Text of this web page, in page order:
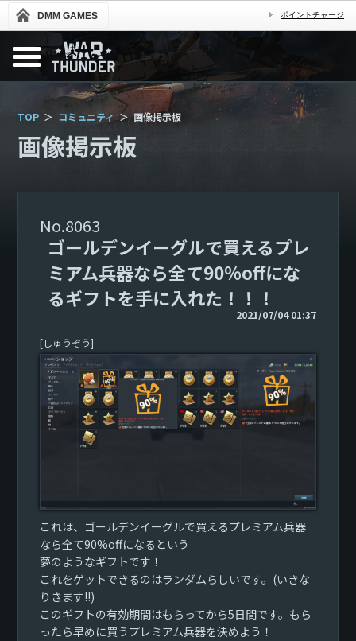
DMM GAMES ポイントチャージ
TOP コミュニティ 画像掲示板
画像掲示板
8063
ゴールデンイーグルで買えるプレ
ミアム兵器なら全て90%offにな
るギフトを手に入れた！！！
2021/07/04 01:37
[しゅうぞう]
これは、ゴールデンイーグルで買えるプレミアム兵器
なら全て90%offになるという
夢のようなギフトです！
これをゲットできるのはランダムらしいです。(いきな
りきます!!)
このギフトの有効期間はもらってから5日間です。もら
ったら早めに買うプレミアム兵器を決めよう！